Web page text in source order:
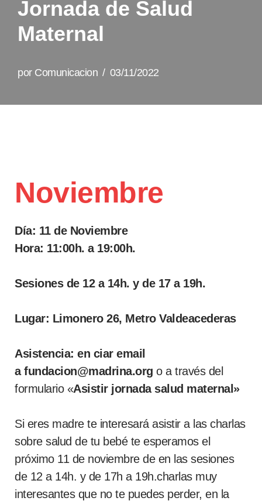
Jornada de Salud
Maternal
por Comunicacion 03/11/2022
Noviembre
Día: 11 de Noviembre
Hora: 11:00h. a 19:00h.
Sesiones de 12 a 14h. y de 17 a 19h.
Lugar: Limonero 26, Metro Valdeacederas
Asistencia: en ciar email
afundacion@madrina.org o a través del
formulario «Asistir jornada salud maternal»
Si eres madre te interesará asistir a las charlas
sobre salud de tu bebé te esperamos el
próximo 11 de noviembre de en las sesiones
de 12 a 14h. y de 17h a 19h.charlas muy
interesantes que no te puedes perder, en la